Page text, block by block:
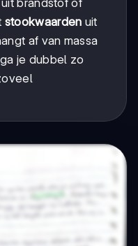
brandstof of
stookwaarden uit
af van massa
je dubbel zo